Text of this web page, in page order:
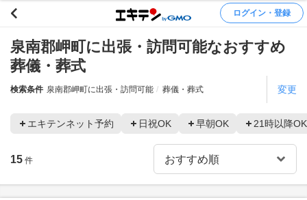
ログイン・登録
泉南郡岬町に出張・訪問可能なおすすめ
葬儀・葬式
検索条件 泉南郡岬町に出張・訪問可能 葬儀・葬式 変更
エキテンネット予約 日祝OK 早朝OK 21時以降OK
15 件